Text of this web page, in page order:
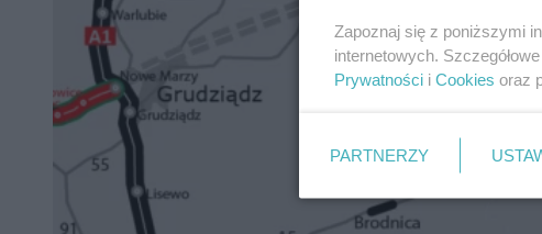
Zapoznaj się z poniższymi
internetowych.
Prywatności i Cookies oraz
PARTNERZY